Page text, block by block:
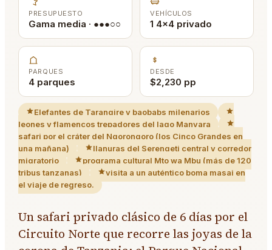
PRESUPUESTO
Gama media · ●●●○○
VEHÍCULOS
1 4x4 privado
PARQUES
4 parques
DESDE
$2,230 pp
Elefantes de Tarangire y baobabs milenarios
leones y flamencos trepadores del lago Manyara
safari por el cráter del Ngorongoro (los Cinco Grandes en
una mañana)
llanuras del Serengeti central y corredor
migratorio
programa cultural Mto wa Mbu (más de 120
tribus tanzanas)
visita a un auténtico boma masai en
el viaje de regreso.
Un safari privado clásico de 6 días por el
Circuito Norte que recorre las joyas de la